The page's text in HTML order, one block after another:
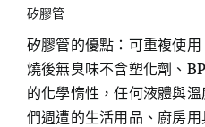
矽膠管
矽膠管的優點：可重複使
燒後無臭味不含塑化劑、
的化學惰性，任何液體與
們週遭的生活用品、廚房